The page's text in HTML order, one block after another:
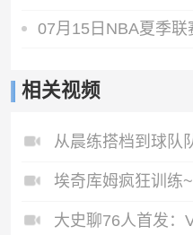
07月15日NBA夏季
相关视频